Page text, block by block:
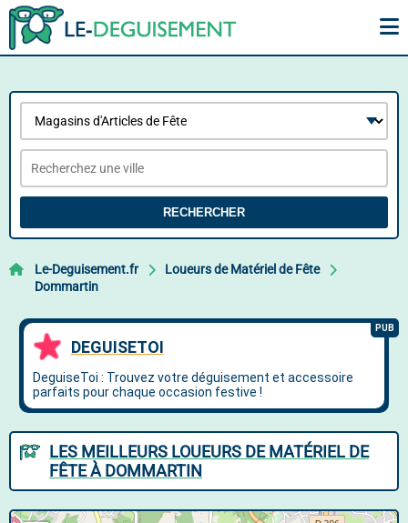
RECHERCHER
Le-Deguisement.fr
Loueurs de Matériel de Fête
Dommartin
LES MEILLEURS LOUEURS DE MATÉRIEL DE
FÊTE À DOMMARTIN